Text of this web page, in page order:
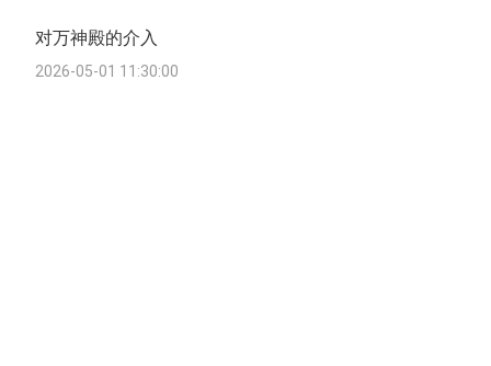
对万神殿的介入
2026-05-01 11:30:00